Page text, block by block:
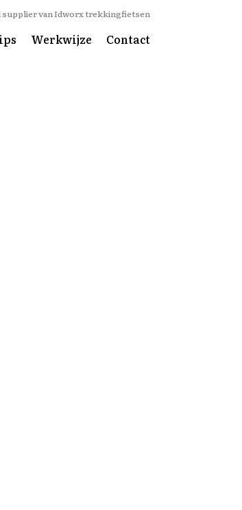
van Idworx trekkingfietsen
Werkwijze Contact